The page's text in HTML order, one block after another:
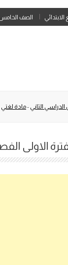
الابتدائي الصف الخامس
الثاني -مادة لغتي
الاولى الفصل